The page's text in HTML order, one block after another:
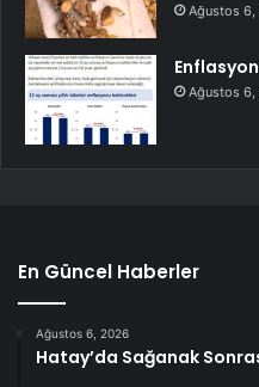
Ağustos 6,
Ağustos 6,
En Güncel Haberler
Ağustos 6, 2026
Hatay’da Sağanak